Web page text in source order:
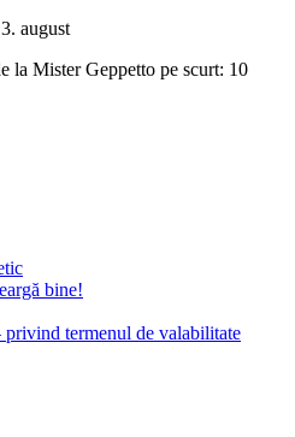
august
la Mister Geppetto pe scurt: 10
bine!
termenul de valabilitate